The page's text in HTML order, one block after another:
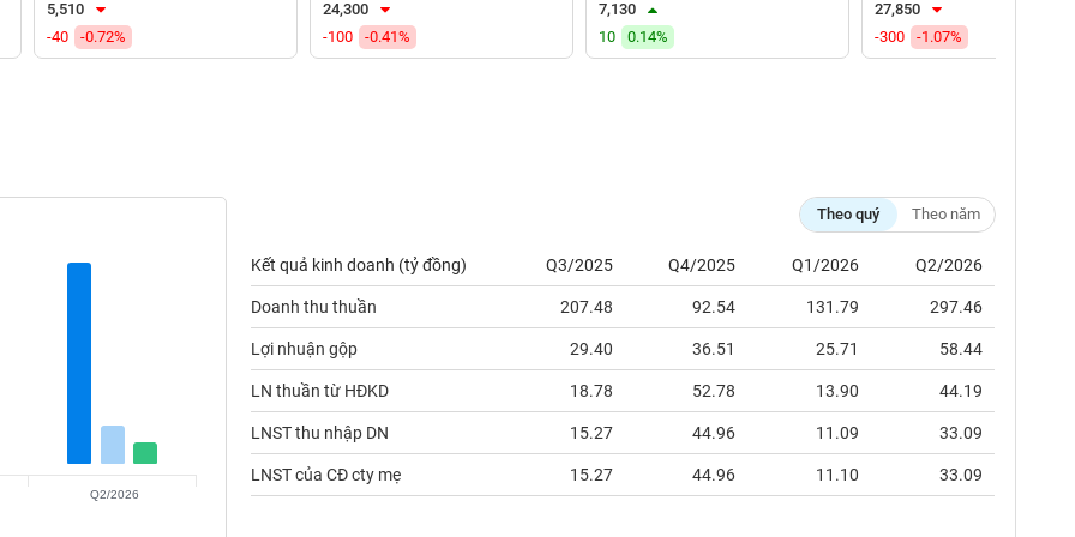
5,510
-40
-0.72%
24,300
-100
-0.41%
7,130
10
0.14%
27,850
-300
-1.07%
Q2/2026
Theo quý Theo năm
Kết quả kinh doanh (tỷ đồng) Q3/2025 Q4/2025 Q1/2026 Q2/2026
Doanh thu thuần 207.48 92.54 131.79 297.46
Lợi nhuận gộp 29.40 36.51 25.71 58.44
LN thuần từ HĐKD 18.78 52.78 13.90 44.19
LNST thu nhập DN 15.27 44.96 11.09 33.09
LNST của CĐ cty mẹ 15.27 44.96 11.10 33.09